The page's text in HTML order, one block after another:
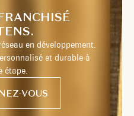
en développement.
et durable à
étape.
VOUS